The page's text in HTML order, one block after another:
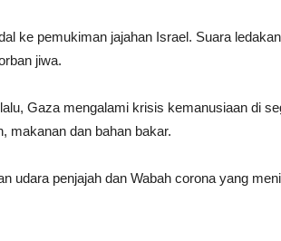
ke pemukiman jajahan Israel. Suara
jiwa.
Gaza mengalami krisis kemanusiaan di
makanan dan bahan bakar.
udara penjajah dan Wabah corona yang